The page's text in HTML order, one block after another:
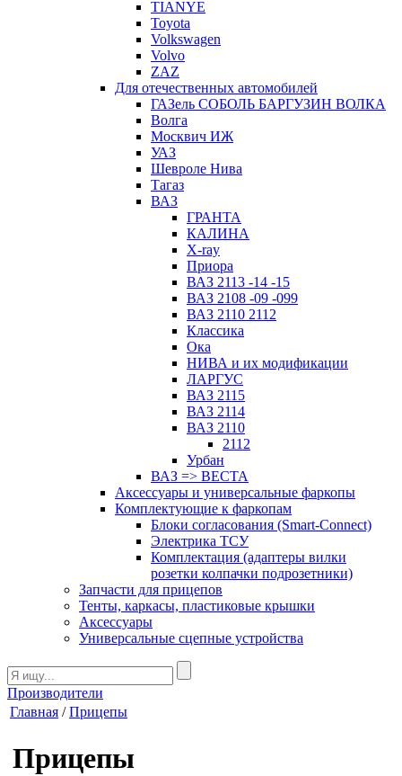
TIANYE
Toyota
Volkswagen
Volvo
ZAZ
Для отечественных автомобилей
ГАЗель СОБОЛЬ БАРГУЗИН ВОЛКА
Волга
Москвич ИЖ
УАЗ
Шевроле Нива
Тагаз
ВАЗ
ГРАНТА
КАЛИНА
X-ray
Приора
ВАЗ 2113 -14 -15
ВАЗ 2108 -09 -099
ВАЗ 2110 2112
Классика
Ока
НИВА и их модификации
ЛАРГУС
ВАЗ 2115
ВАЗ 2114
ВАЗ 2110
2112
Урбан
ВАЗ => ВЕСТА
Аксессуары и универсальные фаркопы
Комплектующие к фаркопам
Блоки согласования (Smart-Connect)
Электрика ТСУ
Комплектация (адаптеры вилки
розетки колпачки подрозетники)
Запчасти для прицепов
Тенты, каркасы, пластиковые крышки
Аксессуары
Универсальные сцепные устройства
Производители
Главная /Прицепы
Прицепы